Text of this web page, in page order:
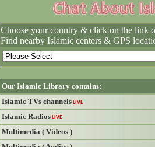
Choose your country & click on the link
Find nearby Islamic centers & GPS
Our Islamic Library contains:
Islamic TVs channels LIVE
Islamic Radios LIVE
Multimedia ( Videos )